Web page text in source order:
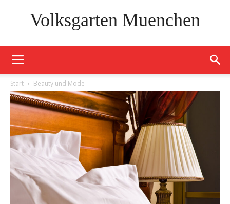
Volksgarten Muenchen
Start Beauty und Mode